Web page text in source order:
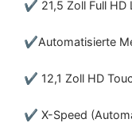
✔ 21,5 Zoll Full HD
✔Automatisierte
✔ 12,1 Zoll HD
✔ X-Speed